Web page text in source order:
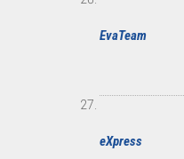
EvaTeam
eXpress